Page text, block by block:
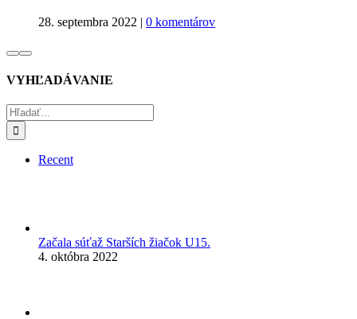
28. septembra 2022 | 0 komentárov
VYHĽADÁVANIE
Hľadať:
Recent
Začala súťaž Starších žiačok U15.
4. októbra 2022